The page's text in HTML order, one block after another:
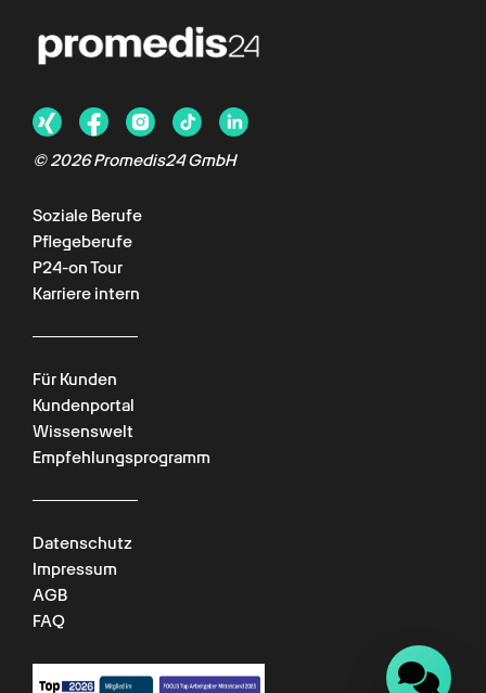
© 2026 Promedis24 GmbH
Soziale Berufe
Pflegeberufe
P24-on Tour
Karriere intern
Für Kunden
Kundenportal
Wissenswelt
Empfehlungsprogramm
Datenschutz
Impressum
AGB
FAQ
Chat verfügbar